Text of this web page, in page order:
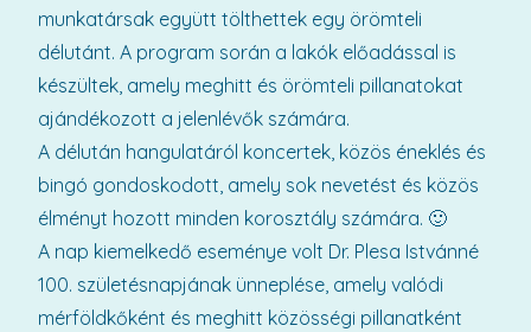
munkatársak együtt tölthettek egy örömteli
délutánt. A program során a lakók előadással is
készültek, amely meghitt és örömteli pillanatokat
ajándékozott a jelenlévők számára.
A délután hangulatáról koncertek, közös éneklés és
bingó gondoskodott, amely sok nevetést és közös
élményt hozott minden korosztály számára. 🙂
A nap kiemelkedő eseménye volt Dr. Plesa Istvánné
100. születésnapjának ünneplése, amely valódi
mérföldkőként és meghitt közösségi pillanatként